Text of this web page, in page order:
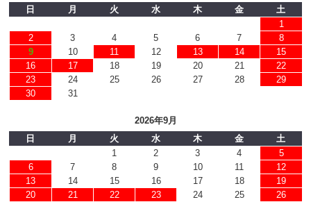
日
月 火 水 木 金
土
1
2
3 4 5 6 7
8
9
10 11 12 13 14
15
16
17 18 19 20 21
22
23
24 25 26 27 28
29
30
31
2026年9月
日
月 火 水 木 金
土
1
2 3 4
5
6
7 8 9 10 11
12
13
14 15 16 17 18
19
20
21 22 23 24 25
26